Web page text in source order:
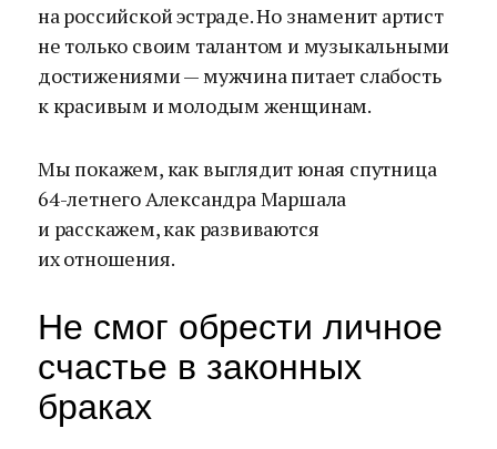
на российской эстраде. Но знаменит артист
не только своим талантом и музыкальными
достижениями — мужчина питает слабость
к красивым и молодым женщинам.
Мы покажем, как выглядит юная спутница
64-летнего Александра Маршала
и расскажем, как развиваются
их отношения.
Не смог обрести личное
счастье в законных
браках